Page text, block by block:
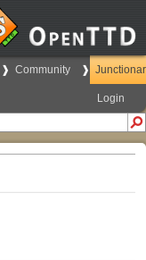
Community
Login